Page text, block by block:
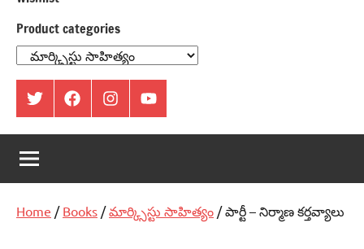
Product categories
ట్విట్టర్
ఫేస్
బుక్
ఇంస్టాగ్రామ్యూట్యూబ్
Home / Books /మార్క్సిస్టు సాహిత్యం / పార్టీ – నిర్మాణ కర్తవ్యాలు